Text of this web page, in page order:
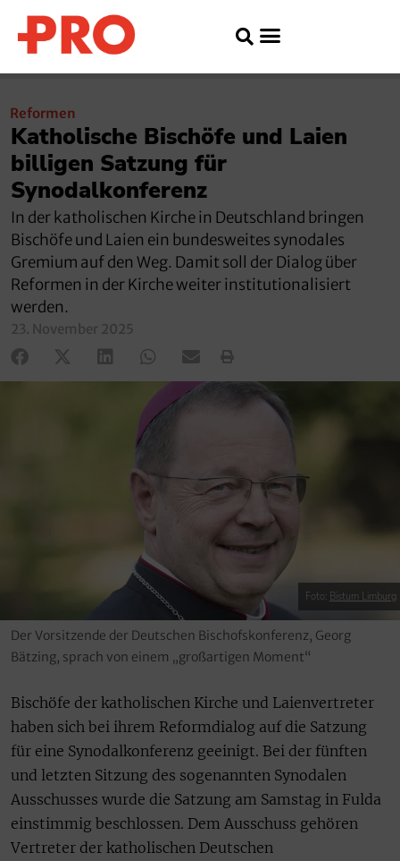
Reformen
Katholische Bischöfe und Laien
billigen Satzung für
Synodalkonferenz
In der katholischen Kirche in Deutschland bringen
Bischöfe und Laien ein bundesweites synodales
Gremium auf den Weg. Damit soll der Dialog über
Reformen in der Kirche weiter institutionalisiert
werden.
23. November 2025
Foto: Bistum Limburg
Der Vorsitzende der Deutschen Bischofskonferenz, Georg
Bätzing, sprach von einem „großartigen Moment“
Bischöfe der katholischen Kirche und Laienvertreter
haben sich bei ihrem Reformdialog auf die Satzung
für eine Synodalkonferenz geeinigt. Bei der fünften
und letzten Sitzung des sogenannten Synodalen
Ausschusses wurde die Satzung am Samstag in Fulda
einstimmig beschlossen. Dem Ausschuss gehören
Vertreter der katholischen Deutschen